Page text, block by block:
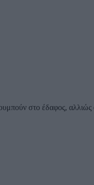
στο έδαφος, αλλιώς